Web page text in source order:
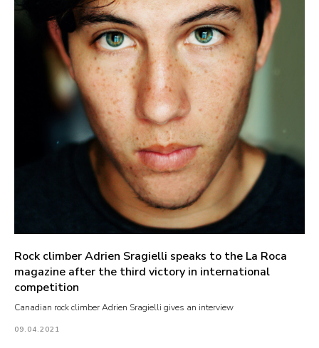
Rock climber Adrien Sragielli speaks to the La Roca
magazine after the third victory in international
competition
Canadian rock climber Adrien Sragielli gives an interview
09.04.2021